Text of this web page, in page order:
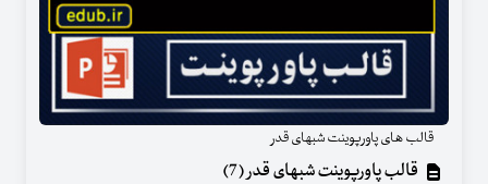
قالب های پاورپوینت شبهای قدر
قالب پاورپوینت شبهای قدر (7)